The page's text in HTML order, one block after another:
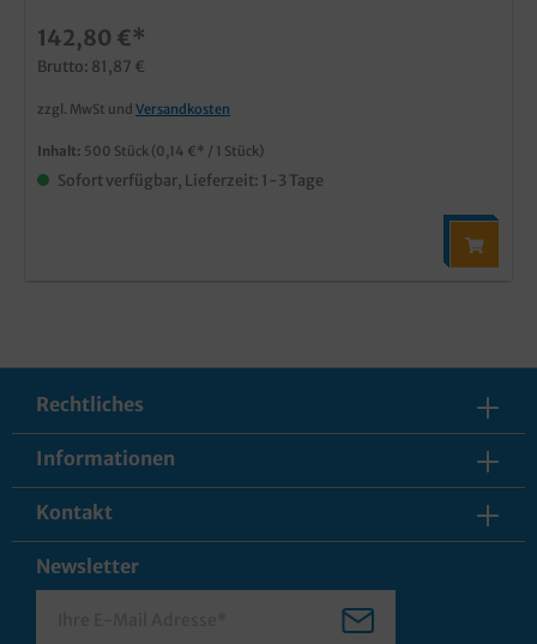
142,80 €*
Brutto: 81,87 €
zzgl. MwSt und Versandkosten
Inhalt: 500 Stück (0,14 €* / 1 Stück)
Sofort verfügbar, Lieferzeit: 1-3 Tage
Rechtliches
Informationen
Kontakt
Newsletter